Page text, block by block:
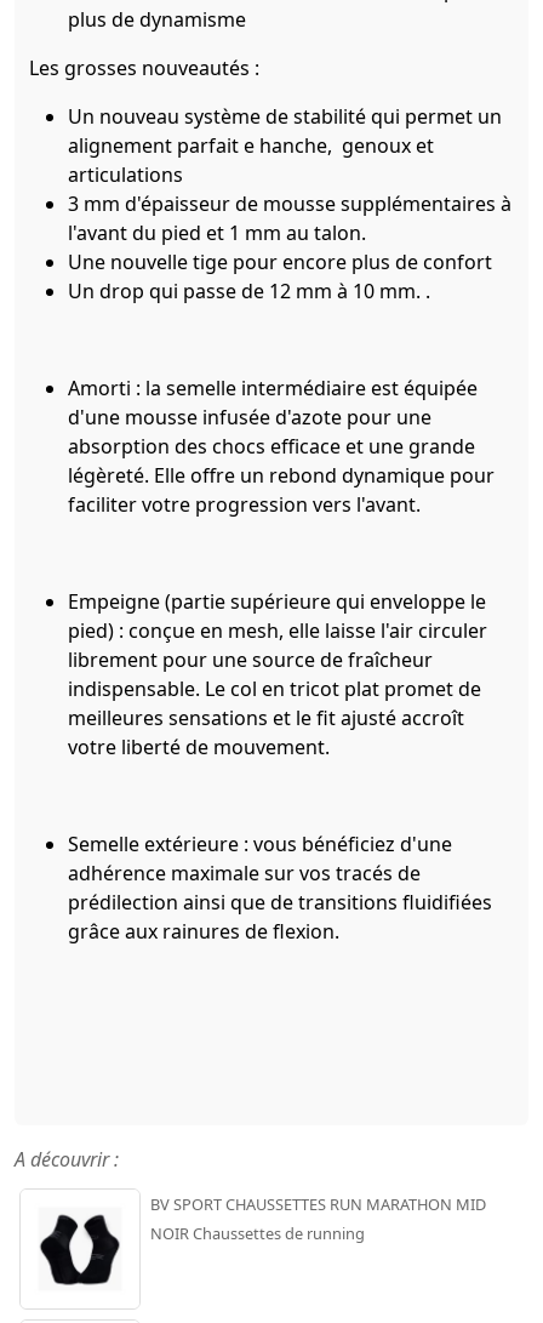
plus de dynamisme
Les grosses nouveautés :
Un nouveau système de stabilité qui permet un
alignement parfait e hanche, genoux et
articulations
3 mm d'épaisseur de mousse supplémentaires à
l'avant du pied et 1 mm au talon.
Une nouvelle tige pour encore plus de confort
Un drop qui passe de 12 mm à 10 mm. .
Amorti : la semelle intermédiaire est équipée
d'une mousse infusée d'azote pour une
absorption des chocs efficace et une grande
légèreté. Elle offre un rebond dynamique pour
faciliter votre progression vers l'avant.
Empeigne (partie supérieure qui enveloppe le
pied) : conçue en mesh, elle laisse l'air circuler
librement pour une source de fraîcheur
indispensable. Le col en tricot plat promet de
meilleures sensations et le fit ajusté accroît
votre liberté de mouvement.
Semelle extérieure : vous bénéficiez d'une
adhérence maximale sur vos tracés de
prédilection ainsi que de transitions fluidifiées
grâce aux rainures de flexion.
A découvrir :
BV SPORT CHAUSSETTES RUN MARATHON MID
NOIR Chaussettes de running